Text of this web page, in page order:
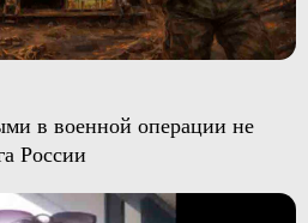
в военной операции не
России